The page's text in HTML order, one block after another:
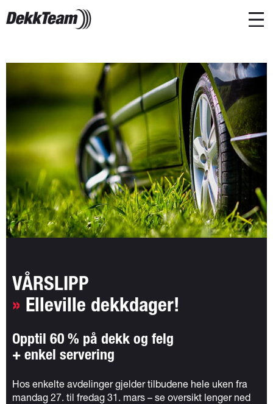
VÅRSLIPP
» Elleville dekkdager!
Opptil 60 % på dekk og felg
+ enkel servering
Hos enkelte avdelinger gjelder tilbudene hele uken fra
mandag 27. til fredag 31. mars – se oversikt lenger ned